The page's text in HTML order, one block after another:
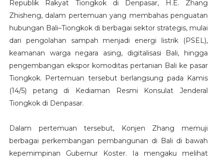
Republik Rakyat Tiongkok di Denpasar, H.E. Zhang
Zhisheng, dalam pertemuan yang membahas penguatan
hubungan Bali–Tiongkok di berbagai sektor strategis, mulai
dari pengolahan sampah menjadi energi listrik (PSEL),
keamanan warga negara asing, digitalisasi Bali, hingga
pengembangan ekspor komoditas pertanian Bali ke pasar
Tiongkok. Pertemuan tersebut berlangsung pada Kamis
(14/5) petang di Kediaman Resmi Konsulat Jenderal
Tiongkok di Denpasar.
Dalam pertemuan tersebut, Konjen Zhang memuji
berbagai perkembangan pembangunan di Bali di bawah
kepemimpinan Gubernur Koster. Ia mengaku melihat